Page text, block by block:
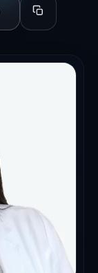
Copiar perfil